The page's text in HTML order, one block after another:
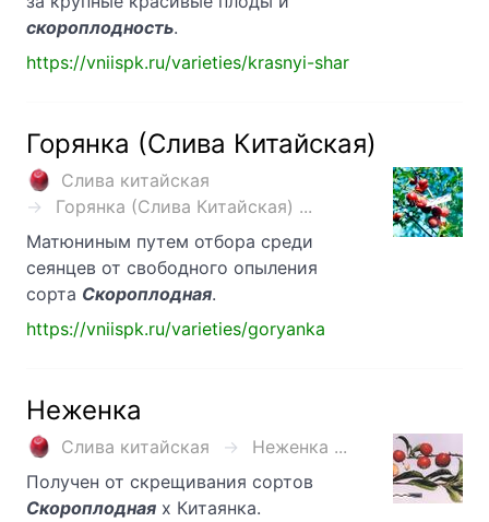
скороплодность.
https://vniispk.ru/varieties/krasnyi-shar
Горянка (Слива Китайская)
Слива китайская
Горянка (Слива Китайская) ...
Матюниным путем отбора среди
сеянцев от свободного опыления
сорта Скороплодная.
https://vniispk.ru/varieties/goryanka
Неженка
Слива китайская
Неженка ...
Получен от скрещивания сортов
Скороплодная х Китаянка.